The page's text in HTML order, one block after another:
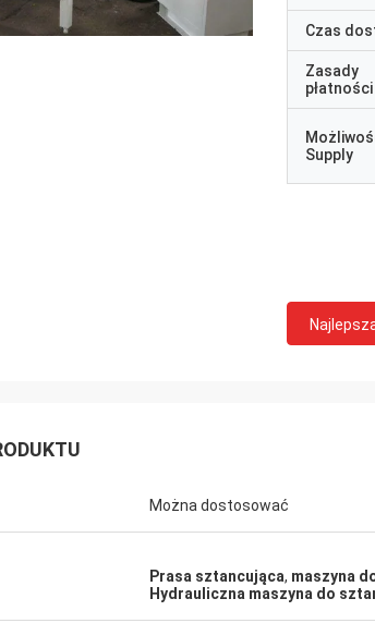
Czas
Zasady
płatności
Supply
Można dostosować
Prasa sztancująca, maszyna
Hydrauliczna maszyna do